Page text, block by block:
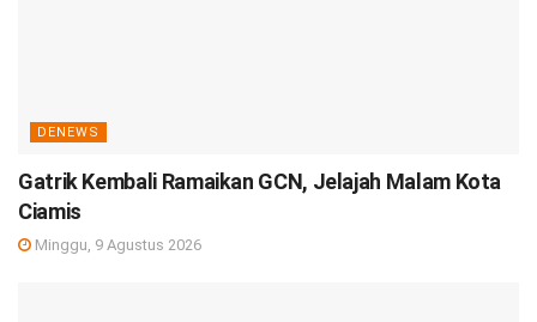
DENEWS
Gatrik Kembali Ramaikan GCN, Jelajah Malam Kota
Ciamis
Minggu, 9 Agustus 2026